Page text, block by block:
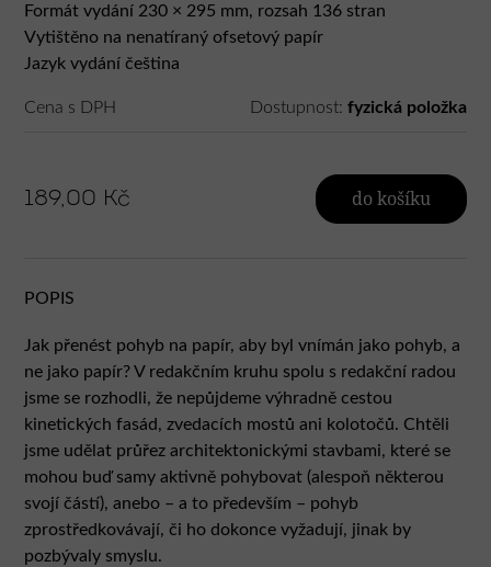
Formát vydání 230 × 295 mm, rozsah 136 stran
Vytištěno na nenatíraný ofsetový papír
Jazyk vydání čeština
Cena s DPH Dostupnost: fyzická položka
189,00 Kč do košíku
POPIS
Jak přenést pohyb na papír, aby byl vnímán jako pohyb, a
ne jako papír? V redakčním kruhu spolu s redakční radou
jsme se rozhodli, že nepůjdeme výhradně cestou
kinetických fasád, zvedacích mostů ani kolotočů. Chtěli
jsme udělat průřez architektonickými stavbami, které se
mohou buď samy aktivně pohybovat (alespoň některou
svojí částí), anebo – a to především – pohyb
zprostředkovávají, či ho dokonce vyžadují, jinak by
pozbývaly smyslu.